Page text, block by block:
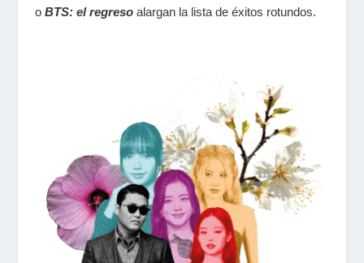
o BTS: el regresoalargan la lista de éxitos rotundos.